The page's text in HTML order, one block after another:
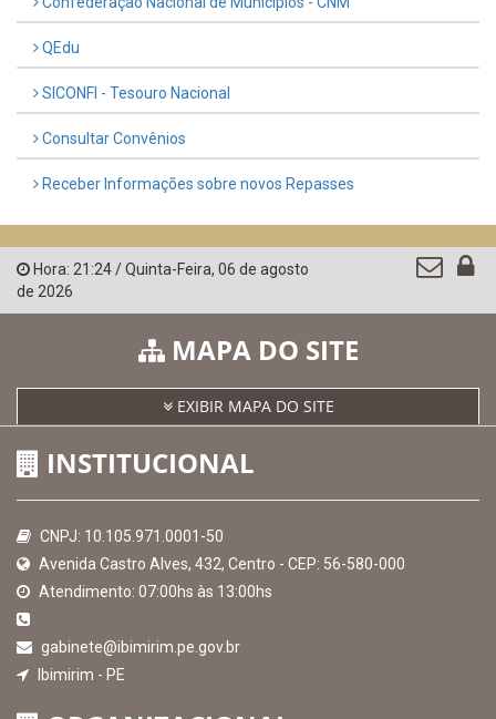
Previous
LINKS ÚTEIS
Controladoria-Geral da União
Confederação Nacional de Municípios - CNM
SICONFI - Tesouro Nacional
Receber Informações sobre novos Repasses